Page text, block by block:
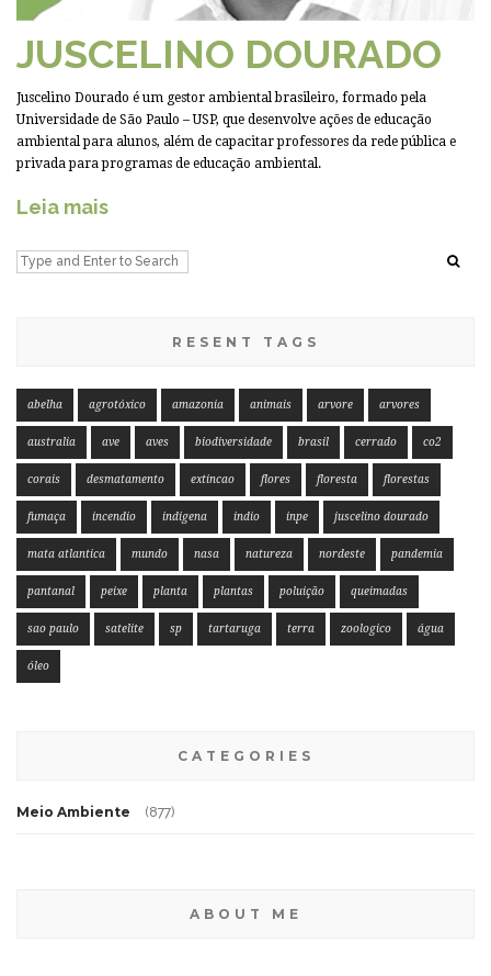
JUSCELINO DOURADO
Juscelino Dourado é um gestor ambiental brasileiro, formado pela
Universidade de São Paulo – USP, que desenvolve ações de educação
ambiental para alunos, além de capacitar professores da rede pública e
privada para programas de educação ambiental.
Leia mais
RESENT TAGS
abelha agrotóxico amazonia animais arvore arvores
australia ave aves biodiversidade brasil cerrado co2
corais desmatamento extincao flores floresta florestas
fumaça incendio indigena indio inpe juscelino dourado
mata atlantica mundo nasa natureza nordeste pandemia
pantanal peixe planta plantas poluição queimadas
sao paulo satelite sp tartaruga terra zoologico água
óleo
CATEGORIES
Meio Ambiente (877)
ABOUT ME